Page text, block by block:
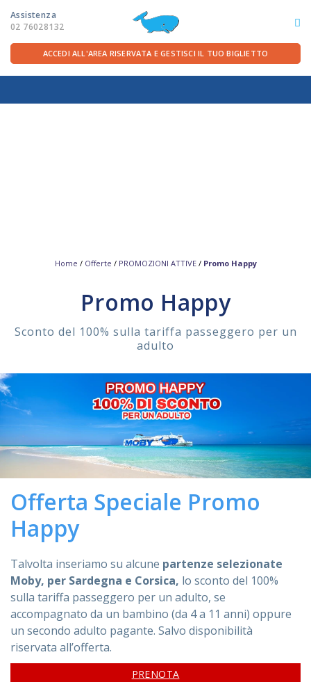
Assistenza
02 76028132
ITA FRA DEU ENG
SERVIZI A BORDO
LA COMPAGNIA
ASSISTENZA
Assistenza Online
02 76028132
ACCEDI ALL'AREA RISERVATA E GESTISCI IL TUO BIGLIETTO
Home / Offerte / PROMOZIONI ATTIVE/ Promo Happy
Promo Happy
Sconto del 100% sulla tariffa passeggero per un
adulto
Offerta Speciale Promo
Happy
Talvolta inseriamo su alcune partenze selezionate
Moby, per Sardegna e Corsica, lo sconto del 100%
sulla tariffa passeggero per un adulto, se
accompagnato da un bambino (da 4 a 11 anni) oppure
un secondo adulto pagante. Salvo disponibilità
riservata all’offerta.
PRENOTA